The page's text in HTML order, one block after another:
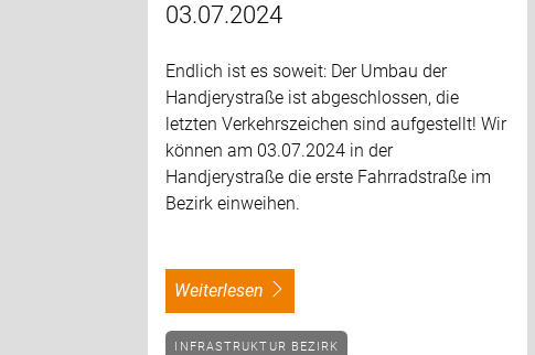
03.07.2024
Endlich ist es soweit: Der Umbau der
Handjerystraße ist abgeschlossen, die
letzten Verkehrszeichen sind aufgestellt! Wir
können am 03.07.2024 in der
Handjerystraße die erste Fahrradstraße im
Bezirk einweihen.
weiterlesen
INFRASTRUKTUR BEZIRK